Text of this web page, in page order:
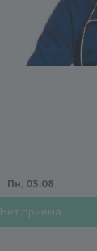
Пн, 03.08
Нет приема